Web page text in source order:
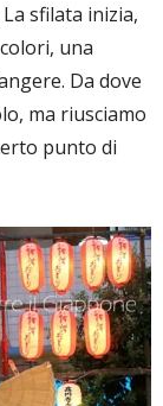
sfilata inizia,
una
Da dove
ma riusciamo
punto di